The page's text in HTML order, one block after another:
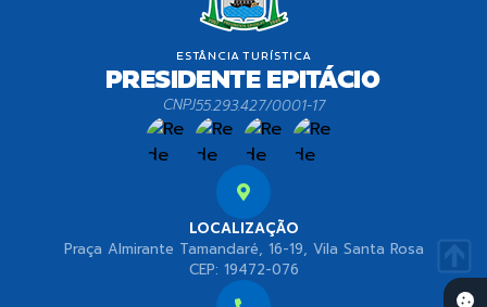
LOCALIZAÇÃO
Praça Almirante Tamandaré, 16-19, Vila Santa Rosa
CEP: 19472-076
CNPJ55.293.427/0001-17